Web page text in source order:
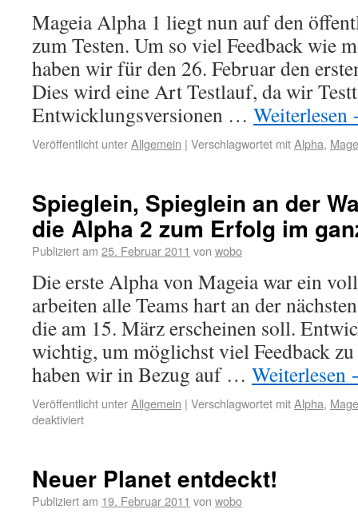
Mageia Alpha 1 liegt nun auf den
zum Testen. Um so viel Feedback wie
haben wir für den 26. Februar den
Dies wird eine Art Testlauf, da wir
Entwicklungsversionen … Weiterlesen
Veröffentlicht unterAllgemein | Verschlagwortet mitAlpha,
Spieglein, Spieglein an der
die Alpha 2 zum Erfolg im
Publiziert am 25. Februar 2011 von wobo
Die erste Alpha von Mageia war ein
arbeiten alle Teams hart an der
die am 15. März erscheinen soll.
wichtig, um möglichst viel Feedback
haben wir in Bezug auf … Weiterlesen
Veröffentlicht unterAllgemein | Verschlagwortet mitAlpha,
deaktiviert
Neuer Planet entdeckt!
Publiziert am 19. Februar 2011 von wobo